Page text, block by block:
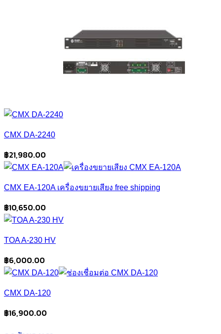
CMX DA-2240
฿21,980.00
CMX EA-120A เครื่องขยายเสียง free shipping
฿10,650.00
TOA A-230 HV
฿6,000.00
CMX DA-120
฿16,900.00